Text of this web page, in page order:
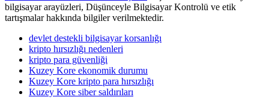
bilgisayar arayüzleri, Düşünceyle Bilgisayar Kontrolü ve etik
tartışmalar hakkında bilgiler verilmektedir.
devlet destekli bilgisayar korsanlığı
kripto hırsızlığı nedenleri
kripto para güvenliği
Kuzey Kore ekonomik durumu
Kuzey Kore kripto para hırsızlığı
Kuzey Kore siber saldırıları